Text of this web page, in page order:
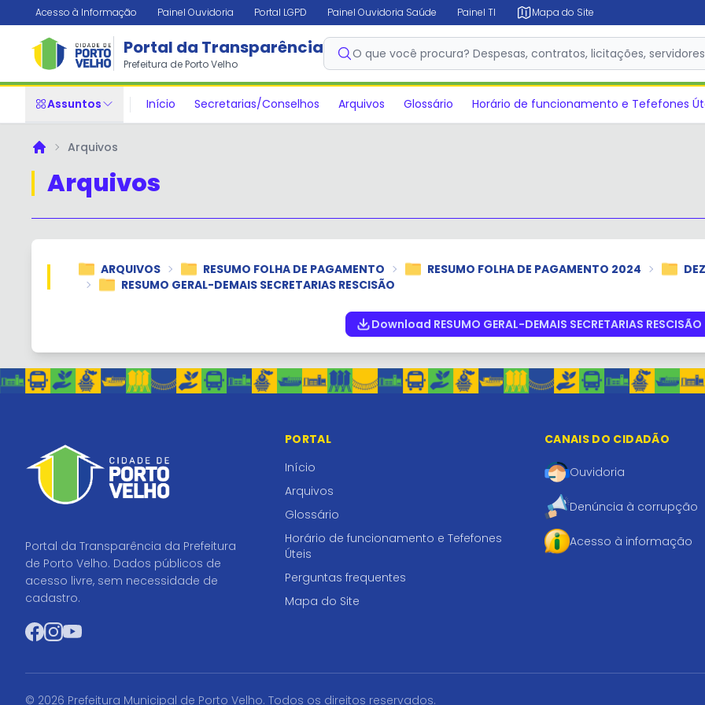
Acesso à Informação Painel Ouvidoria Portal LGPD Painel Ouvidoria Saúde Painel TI Mapa do Site
Portal da Transparência
Prefeitura de Porto Velho
O que você procura? Despesas, contratos, licitações,
Assuntos Início Secretarias/Conselhos Arquivos Glossário Horário de funcionamento e Tefefones
PrincipalArquivos
Arquivos
ARQUIVOS RESUMO FOLHA DE PAGAMENTO RESUMO FOLHA DE PAGAMENTO 2024
RESUMO GERAL-DEMAIS SECRETARIAS RESCISÃO
Download RESUMO GERAL-DEMAIS SECRETARIAS RESCISÃO
Portal da Transparência da Prefeitura
de Porto Velho. Dados públicos de
acesso livre, sem necessidade de
cadastro.
Facebook
Instagram
YouTube
PORTAL
Início
Arquivos
Glossário
Horário de funcionamento e Tefefones
Úteis
Perguntas frequentes
Mapa do Site
CANAIS DO CIDADÃO
Ouvidoria
Denúncia à corrupção
Acesso à informação
© 2026 Prefeitura Municipal de Porto Velho. Todos os direitos reservados.
✕